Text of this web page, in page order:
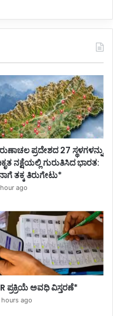
ಪ್ರದೇಶದ 27 ಸ್ಥಳಗಳನ್ನು
ನಕ್ಷೆಯಲ್ಲಿ ಗುರುತಿಸಿದ ಭಾರತ:
ತಕ್ಕ ತಿರುಗೇಟು*
ago
ಪ್ರಕ್ರಿಯೆ ಅವಧಿ ವಿಸ್ತರಣೆ*
hours ago